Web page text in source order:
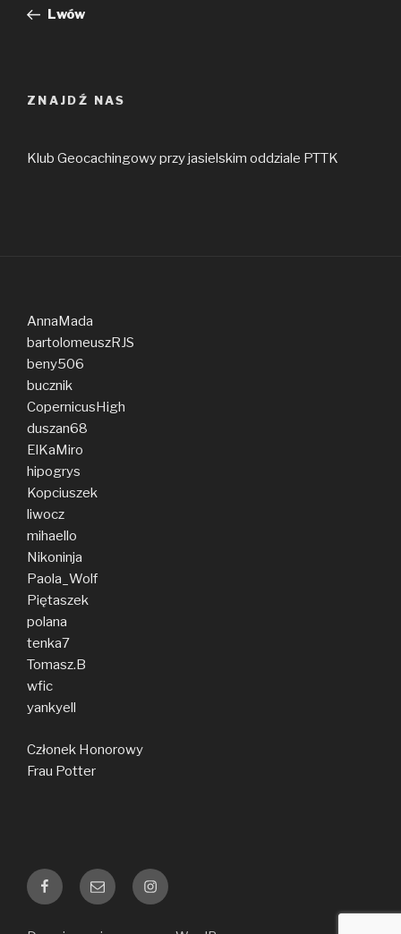
wpisLwów
ZNAJDŹ NAS
Klub Geocachingowy przy jasielskim oddziale PTTK
AnnaMada
bartolomeuszRJS
beny506
bucznik
CopernicusHigh
duszan68
ElKaMiro
hipogrys
Kopciuszek
liwocz
mihaello
Nikoninja
Paola_Wolf
Piętaszek
polana
tenka7
Tomasz.B
wfic
yankyell
Członek Honorowy
Frau Potter
Facebook
E-
mail
Instagram